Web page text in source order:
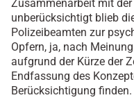
Zusammenarbeit mit
unberücksichtigt blieb
Polizeibeamten zur
Opfern, ja, nach
aufgrund der Kürze der
Endfassung des
Berücksichtigung finden.